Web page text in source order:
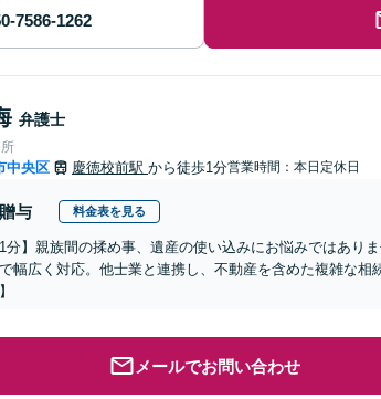
弁護士
中央区 慶徳校前駅 から徒歩1分営業時間：本日定休日
与 料金表を見る
1分】親族間の揉め事、遺産の使い込みにお悩みではあり
幅広く対応。他士業と連携し、不動産を含めた複雑な相
メールでお問い合わせ